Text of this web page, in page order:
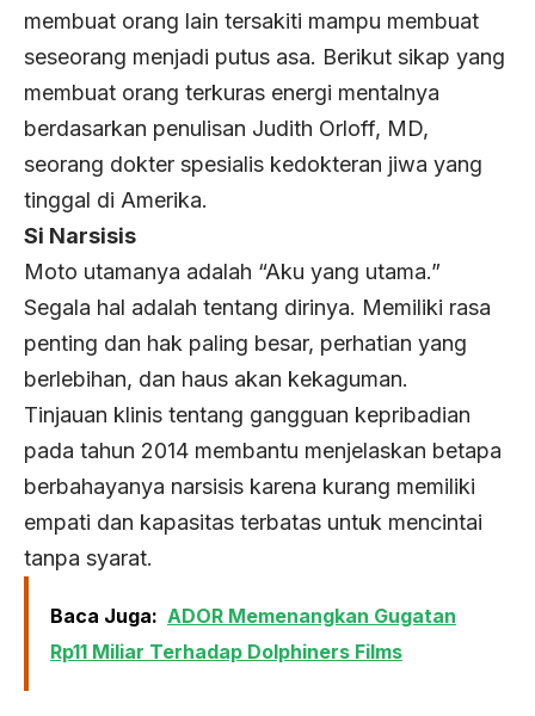
membuat orang lain tersakiti mampu membuat
seseorang menjadi putus asa. Berikut sikap yang
membuat orang terkuras energi mentalnya
berdasarkan penulisan Judith Orloff, MD,
seorang dokter spesialis kedokteran jiwa yang
tinggal di Amerika.
Si Narsisis
Moto utamanya adalah “Aku yang utama.”
Segala hal adalah tentang dirinya. Memiliki rasa
penting dan hak paling besar, perhatian yang
berlebihan, dan haus akan kekaguman.
Tinjauan klinis tentang gangguan kepribadian
pada tahun 2014 membantu menjelaskan betapa
berbahayanya narsisis karena kurang memiliki
empati dan kapasitas terbatas untuk mencintai
tanpa syarat.
Baca Juga: ADOR Memenangkan Gugatan
Rp11 Miliar Terhadap Dolphiners Films